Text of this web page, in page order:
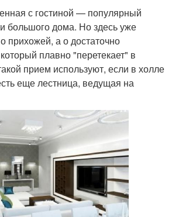
с гостиной — популярный
большого дома. Но здесь уже
прихожей, а о достаточно
плавно "перетекает" в
прием используют, если в холле
еще лестница, ведущая на